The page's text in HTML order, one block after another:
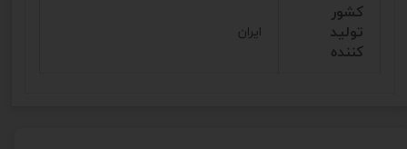
کشور
تولید
کننده
ایران